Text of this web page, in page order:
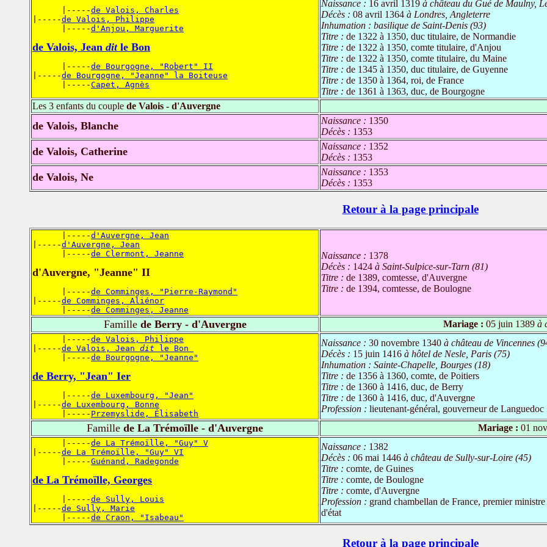
      |-----
de Valois, Charles
|-----de Valois, Philippe
      |-----
d'Anjou, Marguerite
de Valois, Jean ditle Bon
      |-----
de Bourgogne, "Robert" II
|-----de Bourgogne, "Jeanne" la Boiteuse
      |-----
Capet, Agnès
Naissance : 16 avril 1319 à château du Gué de Maulny,
Décès : 08 avril 1364 à Londres, Angleterre
Inhumation : basilique de Saint-Denis (93)
Titre : de 1322 à 1350, duc titulaire, de Normandie
Titre : de 1322 à 1350, comte titulaire, d'Anjou
Titre : de 1322 à 1350, comte titulaire, du Maine
Titre : de 1345 à 1350, duc titulaire, de Guyenne
Titre : de 1350 à 1364, roi, de France
Titre : de 1361 à 1363, duc, de Bourgogne
Les 3 enfants du couple de Valois - d'Auvergne
de Valois, Blanche Naissance : 1350
Décès : 1353
de Valois, Catherine Naissance : 1352
Décès : 1353
de Valois, Ne Naissance : 1353
Décès : 1353
Retour à la page principale
      |-----
d'Auvergne, Jean
|-----d'Auvergne, Jean
      |-----
de Clermont, Jeanne
d'Auvergne, "Jeanne" II
      |-----
de Comminges, "Pierre-Raymond"
|-----de Comminges, Aliénor
      |-----
de Comminges, Jeanne
Naissance : 1378
Décès : 1424 à Saint-Sulpice-sur-Tarn (81)
Titre : de 1389, comtesse, d'Auvergne
Titre : de 1394, comtesse, de Boulogne
Famillede Berry - d'Auvergne Mariage : 05 juin 1389à
      |-----
de Valois, Philippe
|-----de Valois, Jean dit le Bon
      |-----
de Bourgogne, "Jeanne"
de Berry, "Jean" Ier
      |-----
de Luxembourg, "Jean"
|-----de Luxembourg, Bonne
      |-----
Przemyslide, Élisabeth
Naissance : 30 novembre 1340 à château de Vincennes
Décès : 15 juin 1416 à hôtel de Nesle, Paris (75)
Inhumation : Sainte-Chapelle, Bourges (18)
Titre : de 1356 à 1360, comte, de Poitiers
Titre : de 1360 à 1416, duc, de Berry
Titre : de 1360 à 1416, duc, d'Auvergne
Profession : lieutenant-général, gouverneur de Languedoc
Famille de La Trémoïlle - d'Auvergne Mariage : 01
      |-----
de La Trémoïlle, "Guy" V
|-----de La Trémoïlle, "Guy" VI
      |-----
Guénand, Radegonde
de La Trémoïlle, Georges
      |-----
de Sully, Louis
|-----de Sully, Marie
      |-----
de Craon, "Isabeau"
Naissance : 1382
Décès : 06 mai 1446 à château de Sully-sur-Loire (45)
Titre : comte, de Guines
Titre : comte, de Boulogne
Titre : comte, d'Auvergne
Profession : grand chambellan de France, premier
d'état
Retour à la page principale